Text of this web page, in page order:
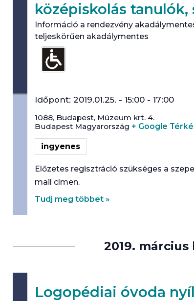
középiskolás tanulók,
Információ a rendezvény
teljeskörűen akadálymentes
Időpont:2019.01.25. - 15:00 -17:00
1088, Budapest, Múzeum krt. 4.
Budapest Magyarország + Google
ingyenes
Előzetes regisztráció szükséges a
mail címen.
Tudj meg többet »
2019.
Logopédiai óvoda